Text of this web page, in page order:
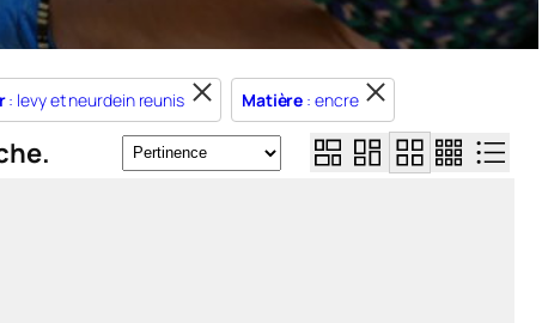
: levy et neurdein reunis Matière : encre